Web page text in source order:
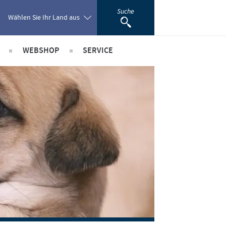
Wählen Sie Ihr Land aus
Portugal
Romania
Russia
South Africa
Spain
Suche
Positionen
bei Ceva
WEBSHOP SERVICE
Wissen im Audioformat
Downloads
Videos
Diagnostik-Formulare
Produktkatalog
Kontakt